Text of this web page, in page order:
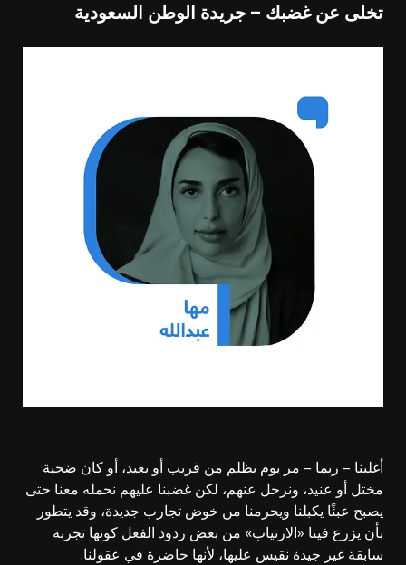
تخلى عن غضبك – جريدة الوطن السعودية
أغلبنا – ربما – مر يوم بظلم من قريب أو بعيد، أو كان ضحية
مختل أو عنيد، ونرحل عنهم، لكن غضبنا عليهم نحمله معنا حتى
يصبح عبئًا يكبلنا ويحرمنا من خوض تجارب جديدة، وقد يتطور
بأن يزرع فينا «الارتياب» من بعض ردود الفعل كونها تجربة
سابقة غير جيدة نقيس عليها، لأنها حاضرة في عقولنا.